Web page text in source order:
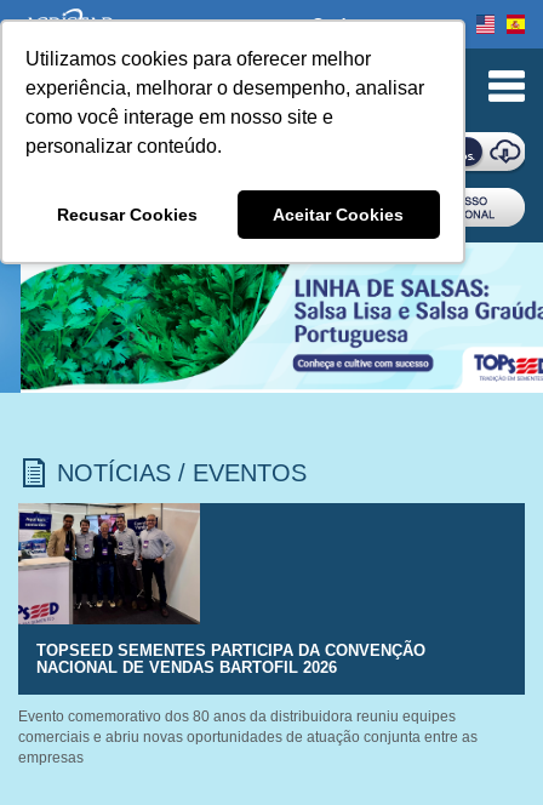
Utilizamos cookies para oferecer melhor
experiência, melhorar o desempenho, analisar
como você interage em nosso site e
personalizar conteúdo.
Recusar Cookies Aceitar Cookies
Onde comprar
ONDE COMPRAR
NOTÍCIAS / EVENTOS
TOPSEED SEMENTES PARTICIPA DA CONVENÇÃO
NACIONAL DE VENDAS BARTOFIL 2026
Evento comemorativo dos 80 anos da distribuidora reuniu equipes
comerciais e abriu novas oportunidades de atuação conjunta entre as
empresas